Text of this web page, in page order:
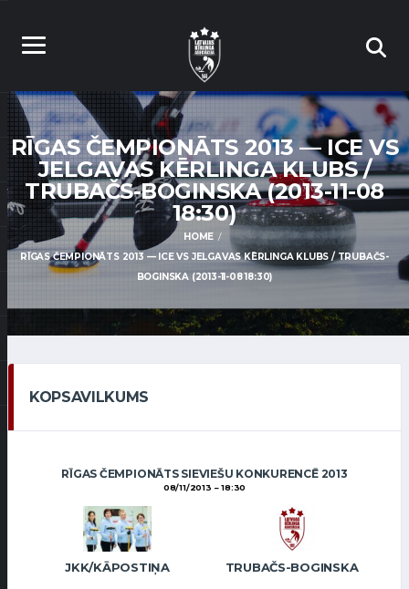
RĪGAS ČEMPIONĀTS 2013 — ICE VS
JELGAVAS KĒRLINGA KLUBS /
TRUBAČS-BOGINSKA (2013-11-08
18:30)
HOME
RĪGAS ČEMPIONĀTS 2013 — ICE VS JELGAVAS KĒRLINGA KLUBS / TRUBAČS-
BOGINSKA (2013-11-08 18:30)
KOPSAVILKUMS
RĪGAS ČEMPIONĀTS SIEVIEŠU KONKURENCĒ 2013
08/11/2013 18:30
JKK/KĀPOSTIŅA TRUBAČS-BOGINSKA